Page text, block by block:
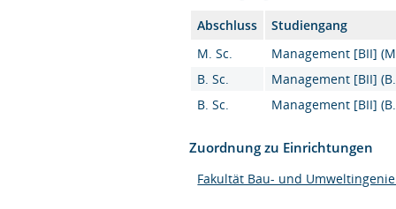
Abschluss
Studiengang
M. Sc.
Management [BII]
B. Sc.
Management [BII]
B. Sc.
Management [BII]
Zuordnung zu Einrichtungen
Fakultät Bau- und